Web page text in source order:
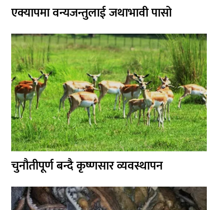
एक्यापमा वन्यजन्तुलाई जथाभावी पासो
चुनौतीपूर्ण बन्दै कृष्णसार व्यवस्थापन